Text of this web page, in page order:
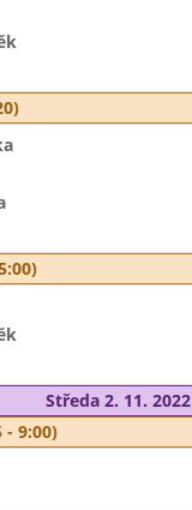
Středa 2. 11. 2022
- 9:00)